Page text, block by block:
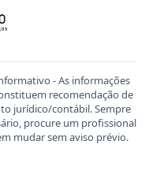
- As informações
recomendação de
jurídico/contábil. Sempre
procure um profissional
mudar sem aviso prévio.